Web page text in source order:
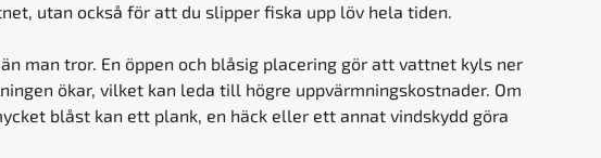
utan också för att du slipper fiska upp löv hela tiden.
man tror. En öppen och blåsig placering gör att vattnet kyls ner
ökar, vilket kan leda till högre uppvärmningskostnader. Om
blåst kan ett plank, en häck eller ett annat vindskydd göra